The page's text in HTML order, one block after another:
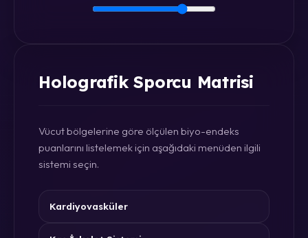
Holografik Sporcu Matrisi
Vücut bölgelerine göre ölçülen biyo-endeks
puanlarını listelemek için aşağıdaki menüden ilgili
sistemi seçin.
Kardiyovasküler